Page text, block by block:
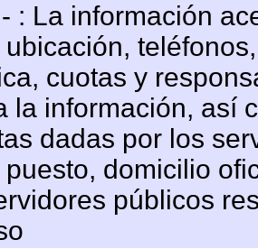
: La información
cuotas y
la información, así
dadas por los
puesto, domicilio
públicos